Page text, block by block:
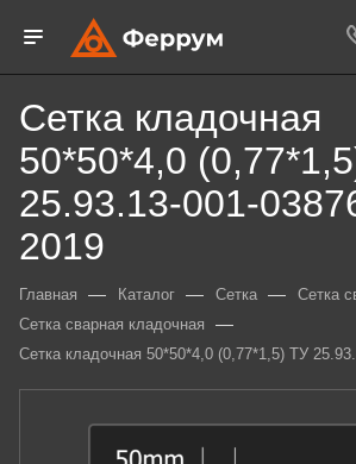
Сетка кладочная
50*50*4,0
25.93.13-001-
2019
Главная — Каталог — Сетка — Сетка
Сетка сварная кладочная —
Сетка кладочная 50*50*4,0 (0,77*1,5) ТУ